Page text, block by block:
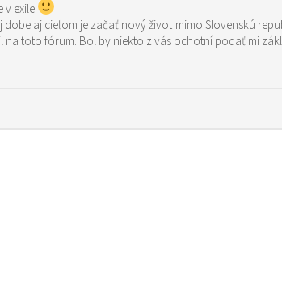
v exile
dobe aj cieľom je začať nový život mimo Slovenskú
na toto fórum. Bol by niekto z vás ochotní podať mi